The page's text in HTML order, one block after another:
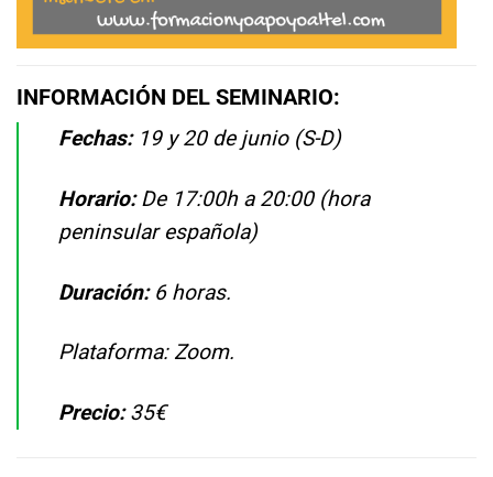
INFORMACIÓN DEL SEMINARIO:
Fechas:19 y 20 de junio (S-D)
Horario:De 17:00h a 20:00 (hora
peninsular española)
Duración:6 horas.
Plataforma: Zoom.
Precio:35€